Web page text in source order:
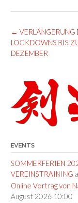
Post
navigation
← VERLÄNGERUNG
LOCKDOWNS BIS
DEZEMBER
EVENTS
SOMMERFERIEN
VEREINSTRAINING
Online Vortrag von
August 2026 10:00